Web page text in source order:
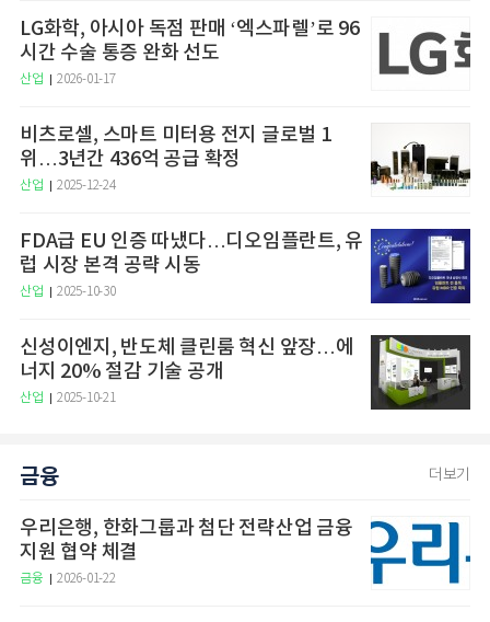
LG화학, 아시아 독점 판매 ‘엑스파렐’로 96
시간 수술 통증 완화 선도
산업 2026-01-17
비츠로셀, 스마트 미터용 전지 글로벌 1
위…3년간 436억 공급 확정
산업 2025-12-24
FDA급 EU 인증 따냈다…디오임플란트, 유
럽 시장 본격 공략 시동
산업 2025-10-30
신성이엔지, 반도체 클린룸 혁신 앞장…에
너지 20% 절감 기술 공개
산업 2025-10-21
금융 더보기
우리은행, 한화그룹과 첨단 전략산업 금융
지원 협약 체결
금융 2026-01-22